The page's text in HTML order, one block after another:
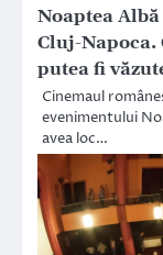
Noaptea
Cluj-Napoca.
putea fi
Cinemaul
evenimentului
avea loc…